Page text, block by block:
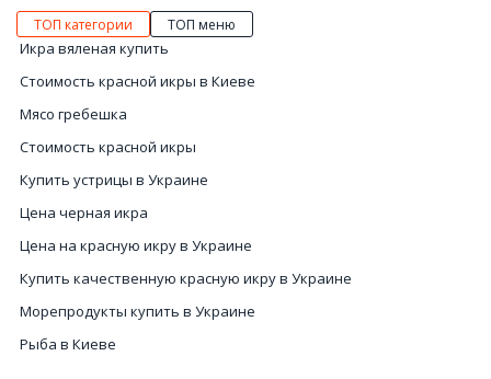
ТОП категории ТОП меню
Икра вяленая купить
Стоимость красной икры в Киеве
Мясо гребешка
Стоимость красной икры
Купить устрицы в Украине
Цена черная икра
Цена на красную икру в Украине
Купить качественную красную икру в Украине
Морепродукты купить в Украине
Рыба в Киеве